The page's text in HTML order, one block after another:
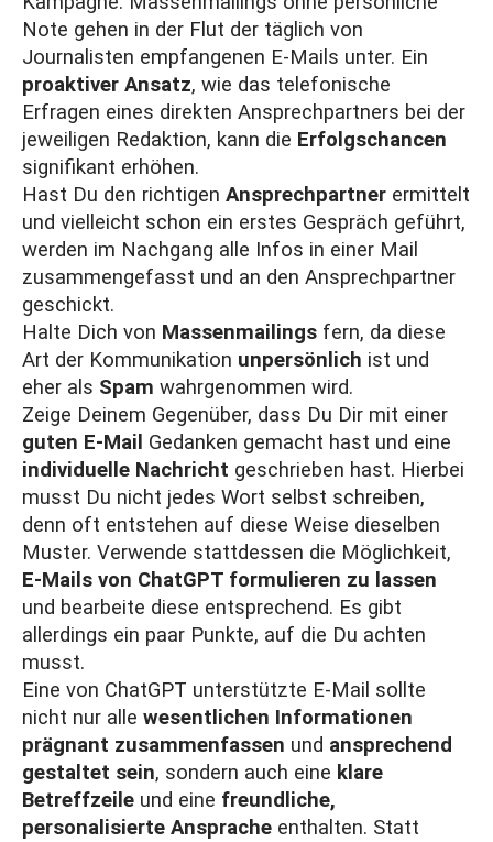
Note gehen in der Flut der täglich von
Journalisten empfangenen E-Mails unter. Ein
proaktiver Ansatz, wie das telefonische
Erfragen eines direkten Ansprechpartners bei der
jeweiligen Redaktion, kann die Erfolgschancen
signifikant erhöhen.
Hast Du den richtigen Ansprechpartner ermittelt
und vielleicht schon ein erstes Gespräch geführt,
werden im Nachgang alle Infos in einer Mail
zusammengefasst und an den Ansprechpartner
geschickt.
Halte Dich von Massenmailings fern, da diese
Art der Kommunikation unpersönlich ist und
eher als Spam wahrgenommen wird.
Zeige Deinem Gegenüber, dass Du Dir mit einer
guten E-Mail Gedanken gemacht hast und eine
individuelle Nachricht geschrieben hast. Hierbei
musst Du nicht jedes Wort selbst schreiben,
denn oft entstehen auf diese Weise dieselben
Muster. Verwende stattdessen die Möglichkeit,
E-Mails von ChatGPT formulieren zu lassen
und bearbeite diese entsprechend. Es gibt
allerdings ein paar Punkte, auf die Du achten
musst.
Eine von ChatGPT unterstützte E-Mail sollte
nicht nur alle wesentlichen Informationen
prägnant zusammenfassen und ansprechend
gestaltet sein, sondern auch eine klare
Betreffzeile und eine freundliche,
personalisierte Ansprache enthalten. Statt